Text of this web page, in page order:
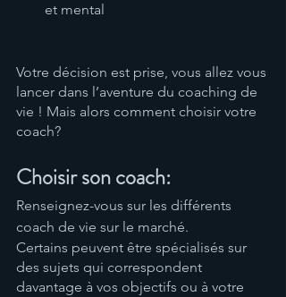
et mental
Votre décision est prise, vous allez vous
lancer dans l’aventure du coaching de
vie ! Mais alors comment choisir votre
coach?
Choisir son coach:
Renseignez-vous sur les différents
coach de vie sur le marché.
Certains peuvent être spécialisés sur
des sujets qui correspondent
davantage à vos objectifs ou à votre